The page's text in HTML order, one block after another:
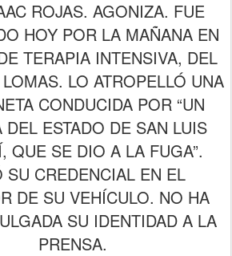
ROJAS. AGONIZA. FUE
HOY POR LA MAÑANA EN
TERAPIA INTENSIVA, DEL
LO ATROPELLÓ UNA
CONDUCIDA POR “UN
DEL ESTADO DE SAN LUIS
QUE SE DIO A LA FUGA”.
SU CREDENCIAL EN EL
DE SU VEHÍCULO. NO HA
SU IDENTIDAD A LA
PRENSA.